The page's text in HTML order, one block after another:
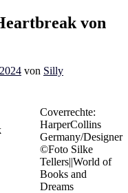
von
von Silly
Coverrechte:
HarperCollins
Germany/Designer
©Foto Silke
Tellers||World of
Books and
Dreams